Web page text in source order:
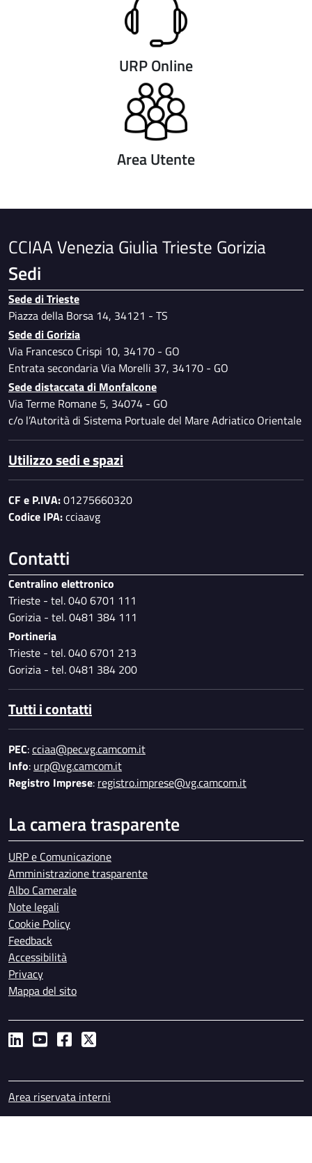
URP Online
Area Utente
CCIAA Venezia Giulia Trieste Gorizia
Sedi
Sede di Trieste
Piazza della Borsa 14, 34121 - TS
Sede di Gorizia
Via Francesco Crispi 10, 34170 - GO
Entrata secondaria Via Morelli 37, 34170 - GO
Sede distaccata di Monfalcone
Via Terme Romane 5, 34074 - GO
c/o l’Autorità di Sistema Portuale del Mare Adriatico Orientale
Utilizzo sedi e spazi
CF e P.IVA:01275660320
Codice IPA:cciaavg
Contatti
Centralino elettronico
Trieste - tel. 040 6701 111
Gorizia - tel. 0481 384 111
Portineria
Trieste - tel. 040 6701 213
Gorizia - tel. 0481 384 200
Tutti i contatti
PEC:cciaa@pec.vg.camcom.it
Info: urp@vg.camcom.it
Registro Imprese: registro.imprese@vg.camcom.it
La camera trasparente
URP e Comunicazione
Amministrazione trasparente
Albo Camerale
Note legali
Cookie Policy
Feedback
Accessibilità
Privacy
Mappa del sito
Piè di pagina
Area riservata interni